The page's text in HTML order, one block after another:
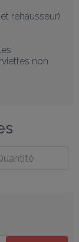
rehausseur).
non